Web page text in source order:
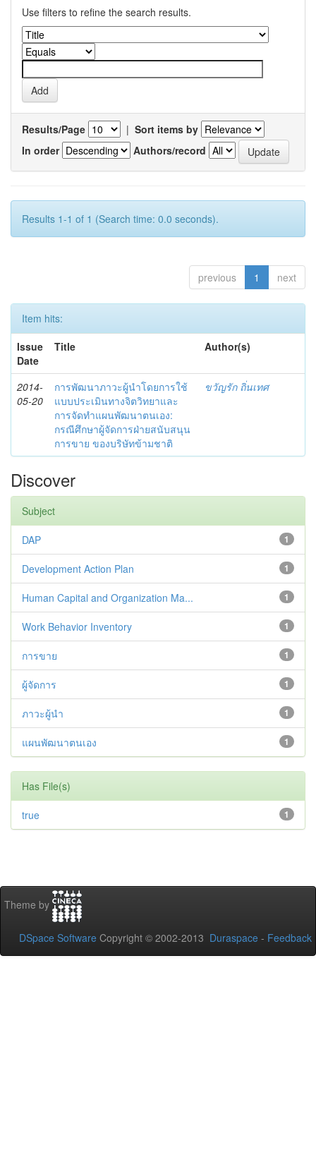
Use filters to refine the search results.
Results/Page | Sort items by
In order
Authors/record
Results 1-1 of 1 (Search time: 0.0 seconds).
previous 1 next
Item hits:
Issue
Date
Title Author(s)
2014-
05-20
การพัฒนาภาวะผู้นำโดยการใช้
แบบประเมินทางจิตวิทยาและ
การจัดทำแผนพัฒนาตนเอง:
กรณีศึกษาผู้จัดการฝ่ายสนับสนุน
การขาย ของบริษัทข้ามชาติ
ขวัญรัก ถิ่นเทศ
Discover
Subject
1
DAP
1
Development Action Plan
1
Human Capital and Organization Ma...
1
Work Behavior Inventory
1
การขาย
1
ผู้จัดการ
1
ภาวะผู้นำ
1
แผนพัฒนาตนเอง
Has File(s)
1
true
Theme by
DSpace Software Copyright © 2002-2013 Duraspace - Feedback